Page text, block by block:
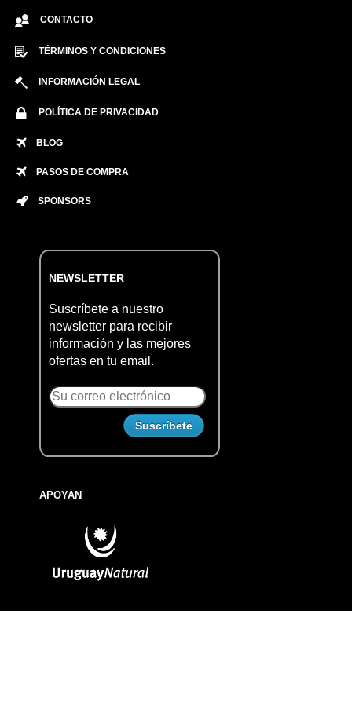
CONTACTO
TÉRMINOS Y CONDICIONES
INFORMACIÓN LEGAL
POLÍTICA DE PRIVACIDAD
BLOG
PASOS DE COMPRA
SPONSORS
NEWSLETTER
Suscríbete a nuestro
newsletter para recibir
información y las mejores
ofertas en tu email.
APOYAN